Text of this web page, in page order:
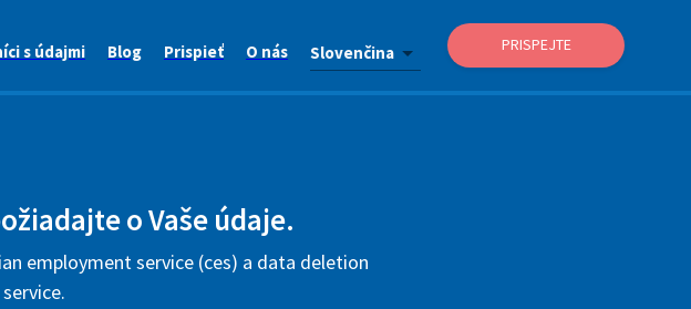
s údajmi Blog Prispieť O nás Slovenčina PRISPEJTE
o Vaše údaje.
employment service (ces) a data deletion